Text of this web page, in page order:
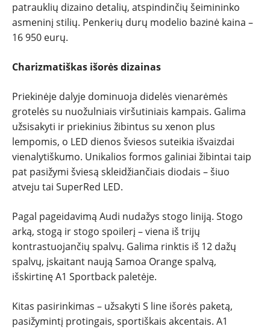
patrauklių dizaino detalių, atspindinčių šeimininko
asmeninį stilių. Penkerių durų modelio bazinė kaina –
16 950 eurų.
Charizmatiškas išorės dizainas
Priekinėje dalyje dominuoja didelės vienarėmės
grotelės su nuožulniais viršutiniais kampais. Galima
užsisakyti ir priekinius žibintus su xenon plus
lempomis, o LED dienos šviesos suteikia išvaizdai
vienalytiškumo. Unikalios formos galiniai žibintai taip
pat pasižymi šviesą skleidžiančiais diodais – šiuo
atveju tai SuperRed LED.
Pagal pageidavimą Audi nudažys stogo liniją. Stogo
arką, stogą ir stogo spoilerį – viena iš trijų
kontrastuojančių spalvų. Galima rinktis iš 12 dažų
spalvų, įskaitant naują Samoa Orange spalvą,
išskirtinę A1 Sportback paletėje.
Kitas pasirinkimas – užsakyti S line išorės paketą,
pasižymintį protingais, sportiškais akcentais. A1